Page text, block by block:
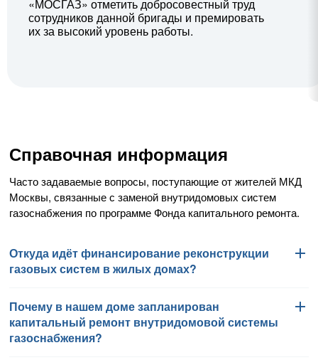
«МОСГАЗ» отметить добросовестный труд
сотрудников данной бригады и премировать
их за высокий уровень работы.
Справочная информация
Часто задаваемые вопросы, поступающие от жителей МКД
Москвы, связанные с заменой внутридомовых систем
газоснабжения по программе Фонда капитального ремонта.
Откуда идёт финансирование реконструкции
газовых систем в жилых домах?
Работы по замене внутридомовых систем газоснабжения
финансируются Фондом капитального ремонта
многоквартирных домов города Москвы в соответствии
Почему в нашем доме запланирован
капитальный ремонт внутридомовой системы
газоснабжения?